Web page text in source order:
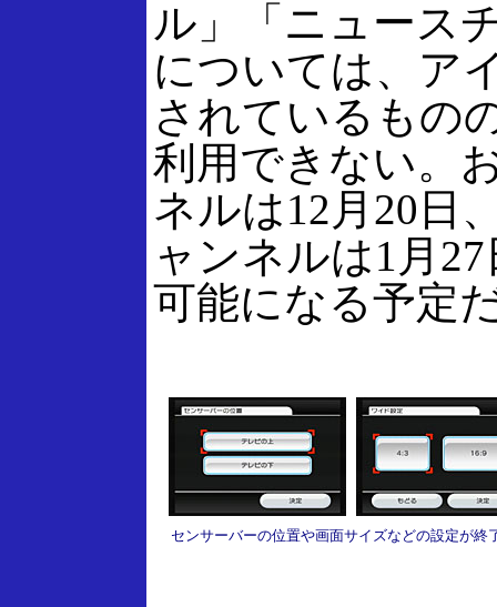
ル」「ニュース
については、ア
されているもの
利用できない。
ネルは12月20日
ャンネルは1月
可能になる予定
センサーバーの位置や画面サイズなどの設定が終